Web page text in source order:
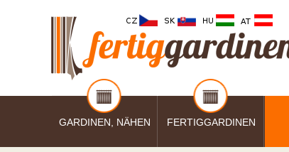
GARDINEN, NÄHEN FERTIGGARDINEN